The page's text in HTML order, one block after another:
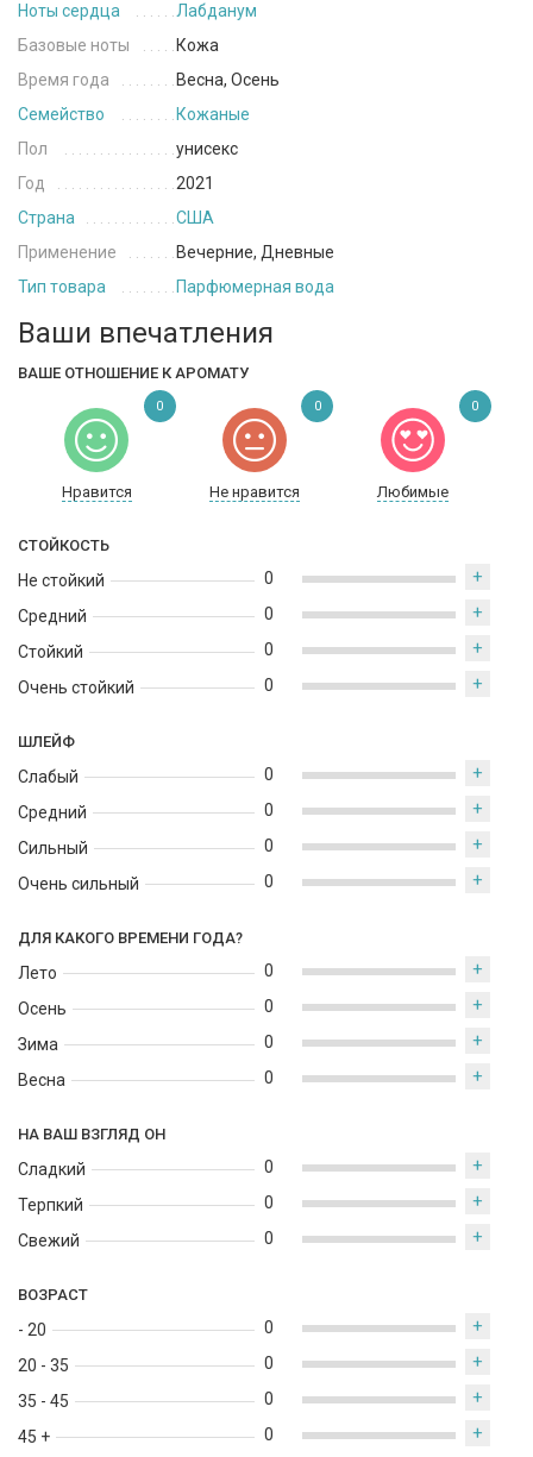
Ноты сердца
Лабданум
Базовые ноты
Кожа
Время года
Весна, Осень
Семейство
Кожаные
Пол
унисекс
Год
2021
Страна
США
Применение
Вечерние, Дневные
Тип товара
Парфюмерная вода
Ваши впечатления
ВАШЕ ОТНОШЕНИЕ К АРОМАТУ
Нравится Не нравится Любимые
0 0 0
СТОЙКОСТЬ
Не стойкий
Средний
Стойкий
Очень стойкий
0 +
0 +
0 +
0 +
ШЛЕЙФ
Слабый
Средний
Сильный
Очень сильный
0 +
0 +
0 +
0 +
ДЛЯ КАКОГО ВРЕМЕНИ ГОДА?
Лето
Осень
Зима
Весна
0 +
0 +
0 +
0 +
НА ВАШ ВЗГЛЯД ОН
Сладкий
Терпкий
Свежий
0 +
0 +
0 +
ВОЗРАСТ
- 20
20 - 35
35 - 45
45 +
0 +
0 +
0 +
0 +